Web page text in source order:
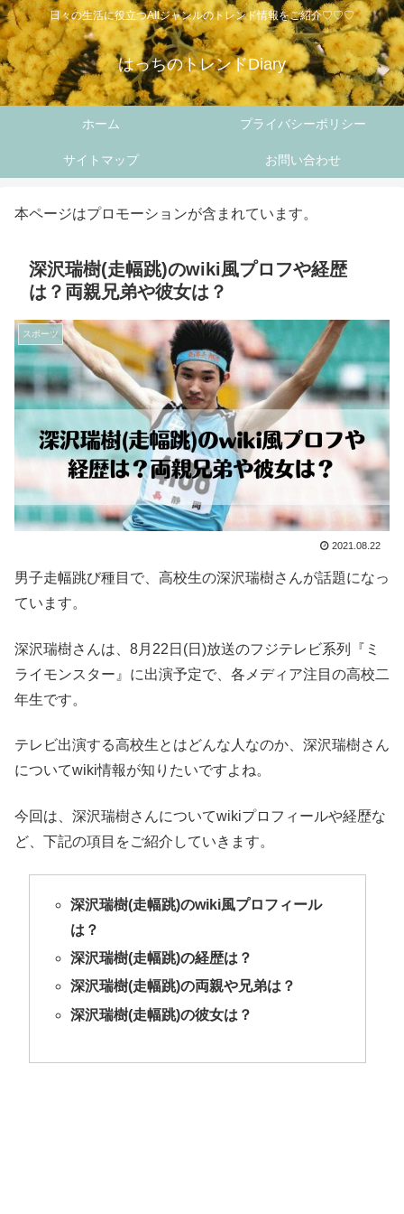
日々の生活に役立つAllジャンルのトレンド情報をご紹介♡♡♡
はっちのトレンドDiary
ホーム プライバシーポリシー
サイトマップ お問い合わせ
本ページはプロモーションが含まれています。
深沢瑞樹(走幅跳)のwiki風プロフや経歴
は？両親兄弟や彼女は？
スポーツ
2021.08.22
男子走幅跳び種目で、高校生の深沢瑞樹さんが話題になっ
ています。
深沢瑞樹さんは、8月22日(日)放送のフジテレビ系列『ミ
ライモンスター』に出演予定で、各メディア注目の高校二
年生です。
テレビ出演する高校生とはどんな人なのか、深沢瑞樹さん
についてwiki情報が知りたいですよね。
今回は、深沢瑞樹さんについてwikiプロフィールや経歴な
ど、下記の項目をご紹介していきます。
深沢瑞樹(走幅跳)のwiki風プロフィール
は？
深沢瑞樹(走幅跳)の経歴は？
深沢瑞樹(走幅跳)の両親や兄弟は？
深沢瑞樹(走幅跳)の彼女は？